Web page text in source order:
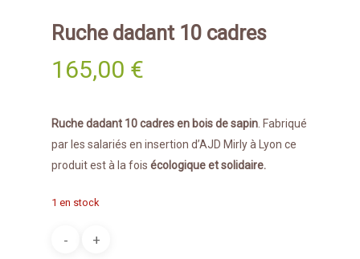
Ruche dadant 10 cadres
165,00 €
Ruche dadant 10 cadres en bois de sapin . Fabriqué
par les salariés en insertion d’AJD Mirly à Lyon ce
produit est à la fois écologique et solidaire.
1 en stock